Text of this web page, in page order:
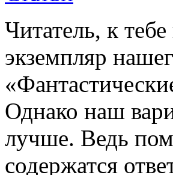
Читатель, к
экземпляр
Однако наш
лучше. Ведь
содержатся